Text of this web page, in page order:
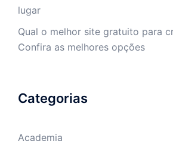
lugar
Qual o melhor site gratuito para
Confira as melhores opções
Categorias
Academia